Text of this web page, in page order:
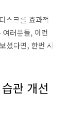
스크를 효과적
러분들, 이런
셨다면, 한번 시
관 개선